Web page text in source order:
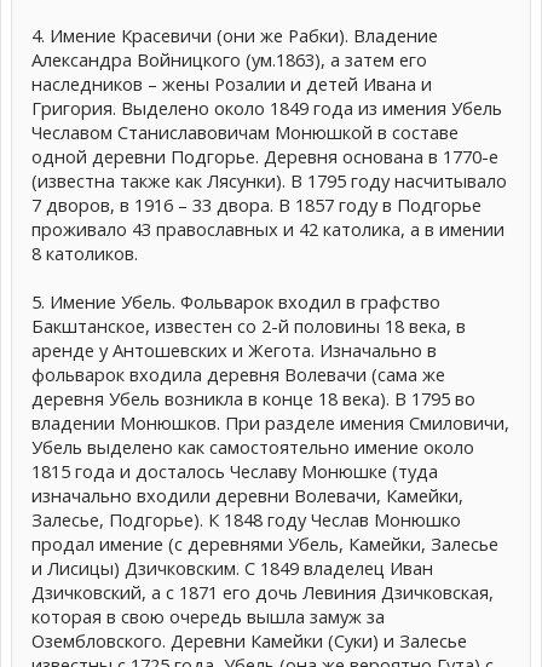
4. Имение Красевичи (они же Рабки). Владение
Александра Войницкого (ум.1863), а затем его
наследников – жены Розалии и детей Ивана и
Григория. Выделено около 1849 года из имения Убель
Чеславом Станиславовичам Монюшкой в составе
одной деревни Подгорье. Деревня основана в 1770-е
(известна также как Лясунки). В 1795 году насчитывало
7 дворов, в 1916 – 33 двора. В 1857 году в Подгорье
проживало 43 православных и 42 католика, а в имении
8 католиков.
5. Имение Убель. Фольварок входил в графство
Бакштанское, известен со 2-й половины 18 века, в
аренде у Антошевских и Жегота. Изначально в
фольварок входила деревня Волевачи (сама же
деревня Убель возникла в конце 18 века). В 1795 во
владении Монюшков. При разделе имения Смиловичи,
Убель выделено как самостоятельно имение около
1815 года и досталось Чеславу Монюшке (туда
изначально входили деревни Волевачи, Камейки,
Залесье, Подгорье). К 1848 году Чеслав Монюшко
продал имение (с деревнями Убель, Камейки, Залесье
и Лисицы) Дзичковским. С 1849 владелец Иван
Дзичковский, а с 1871 его дочь Левиния Дзичковская,
которая в свою очередь вышла замуж за
Озембловского. Деревни Камейки (Суки) и Залесье